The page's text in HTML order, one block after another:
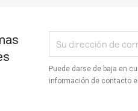
Puede darse de baja en
información de contacto